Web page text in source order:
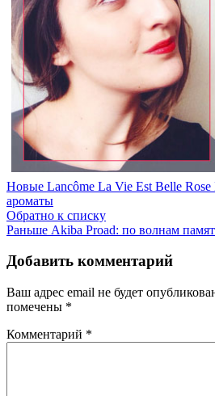
Новые Lancôme La Vie Est Belle
ароматы
Обратно к списку
Раньше Akiba Proad: по волнам
Добавить комментарий
Ваш адрес email не будет
помечены *
Комментарий *